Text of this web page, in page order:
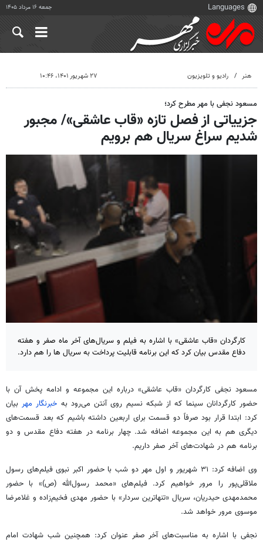
جمعه ۱۶ مرداد ۱۴۰۵
هنر رادیو و تلویزیون ۲۷ شهریور ۱۴۰۱، ۱۰:۴۶
مسعود نجفی با مهر مطرح کرد؛
جزییاتی از فصل تازه «قاب عاشقی»/ مجبور
شدیم سراغ سریال هم برویم
کارگردان «قاب عاشقی» با اشاره به فیلم و سریال‌های آخر ماه صفر و هفته
دفاع مقدس بیان کرد که این برنامه قابلیت پرداخت به سریال ها را هم دارد.
مسعود نجفی کارگردان «قاب عاشقی» درباره این مجموعه و ادامه پخش آن با
حضور کارگردانان سینما که از شبکه نسیم روی آنتن می‌رود به خبرنگار مهر بیان
کرد: ابتدا قرار بود صرفاً دو قسمت برای اربعین داشته باشیم که بعد قسمت‌های
دیگری هم به این مجموعه اضافه شد. چهار برنامه در هفته دفاع مقدس و دو
برنامه هم در شهادت‌های آخر صفر داریم.
وی اضافه کرد: ۳۱ شهریور و اول مهر دو شب با حضور اکبر نبوی فیلم‌های رسول
ملاقلی‌پور را مرور خواهیم کرد. فیلم‌های «محمد رسول‌الله (ص)» با حضور
محمدمهدی حیدریان، سریال «تنهاترین سردار» با حضور مهدی فخیم‌زاده و غلامرضا
موسوی مرور خواهد شد.
نجفی با اشاره به مناسبت‌های آخر صفر عنوان کرد: همچنین شب شهادت امام